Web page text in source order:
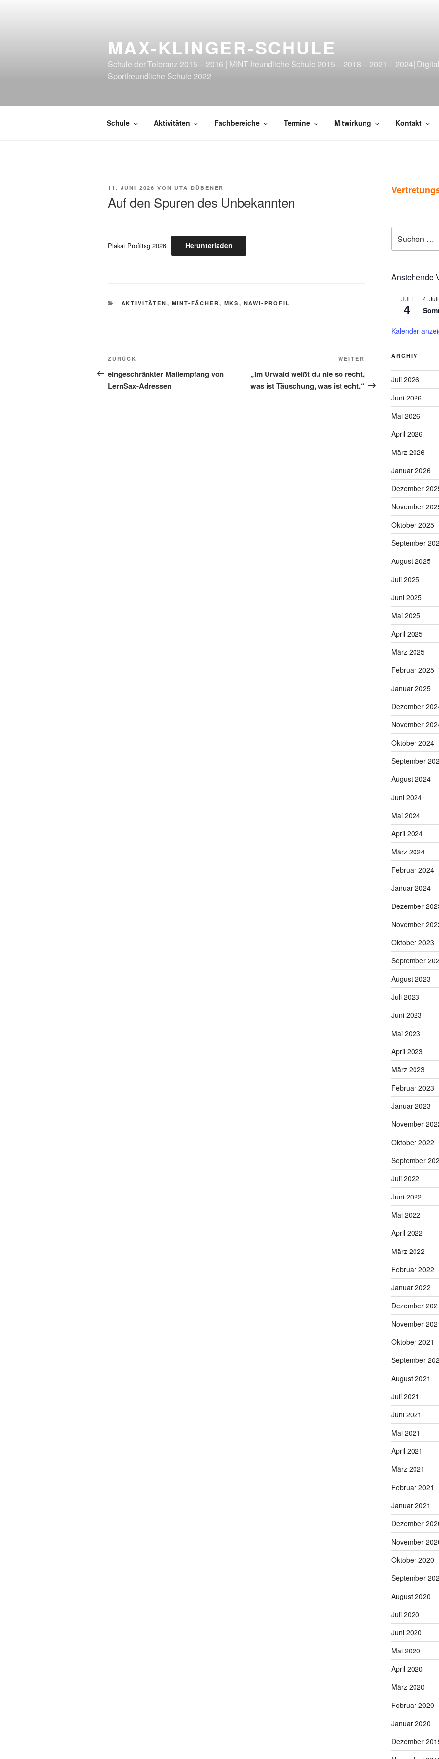
MAX-KLINGER-SCHULE
Schule der Toleranz 2015 – 2016 | MINT-freundliche Schule 2015 – 2018 – 2021 – 2024|
Sportfreundliche Schule 2022
Schule Aktivitäten Fachbereiche Termine Mitwirkung Kontakt
VERÖFFENTLICHT
11. JUNI 2026 VON UTA DÜBENER
Auf den Spuren des Unbekannten
Plakat Profiltag 2026 Herunterladen
KATEGORIEN
AKTIVITÄTEN , MINT-FÄCHER , MKS , NAWI-PROFIL
Beitragsnavigation
Vorheriger
Beitrag
ZURÜCK
eingeschränkter Mailempfang von
LernSax-Adressen
Nächster
WEITER
„Im Urwald weißt du nie so recht,
was ist Täuschung, was ist echt.“
nach:
Anstehende
JULI
4
4. Juli
Kalender
ARCHIV
Juli 2026
Juni 2026
Mai 2026
April 2026
März 2026
Januar 2026
Dezember
November
Oktober 2025
September
August 2025
Juli 2025
Juni 2025
Mai 2025
April 2025
März 2025
Februar 2025
Januar 2025
Dezember
November
Oktober 2024
September
August 2024
Juni 2024
Mai 2024
April 2024
März 2024
Februar 2024
Januar 2024
Dezember
November
Oktober 2023
September
August 2023
Juli 2023
Juni 2023
Mai 2023
April 2023
März 2023
Februar 2023
Januar 2023
November
Oktober 2022
September
Juli 2022
Juni 2022
Mai 2022
April 2022
März 2022
Februar 2022
Januar 2022
Dezember
November
Oktober 2021
September
August 2021
Juli 2021
Juni 2021
Mai 2021
April 2021
März 2021
Februar 2021
Januar 2021
Dezember
November
Oktober 2020
September
August 2020
Juli 2020
Juni 2020
Mai 2020
April 2020
März 2020
Februar 2020
Januar 2020
Dezember